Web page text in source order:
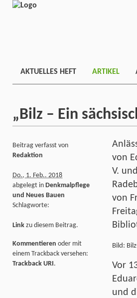
AKTUELLES HEFT ARTIKEL
„Bilz – Ein
von
V.
von
Bild:
Vor
und
Beitrag verfasst von
Redaktion
Do., 1. Feb.. 2018
abgelegt in Denkmalpflege
und Neues Bauen
Schlagworte:
Link zu diesem Beitrag.
Kommentieren oder mit
einem Trackback versehen:
Trackback URI.